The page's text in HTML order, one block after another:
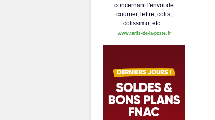
concernant l'envoi de
courrier, lettre, colis,
colissimo, etc...
www.tarifs-de-la-poste.fr